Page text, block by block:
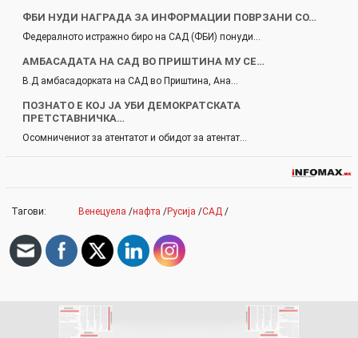
ФБИ НУДИ НАГРАДА ЗА ИНФОРМАЦИИ ПОВРЗАНИ СО…
Федералното истражно биро на САД (ФБИ) понуди…
АМБАСАДАТА НА САД ВО ПРИШТИНА МУ СЕ…
В.Д амбасадорката на САД во Приштина, Ана…
ПОЗНАТО Е КОЈ ЈА УБИ ДЕМОКРАТСКАТА
ПРЕТСТАВНИЧКА…
Осомничениот за атентатот и обидот за атентат…
Тагови: Венецуела /нафта /Русија /САД /